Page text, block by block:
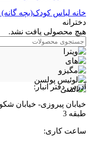
خانه لباس کودک(بچه گانه)
دخترانه
هیچ محصولی یافت نشد.
آدرس دفتر انبار:
طبقه 3
ساعت کاری: